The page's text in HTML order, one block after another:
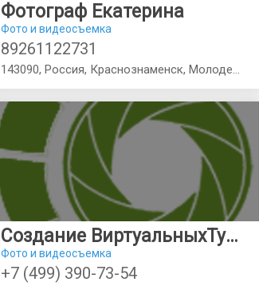
Фотограф Екатерина
Фото и видеосъемка
89261122731
143090, Россия, Краснознаменск, Молодежная 5
Создание ВиртуальныхТуров
Фото и видеосъемка
+7 (499) 390-73-54